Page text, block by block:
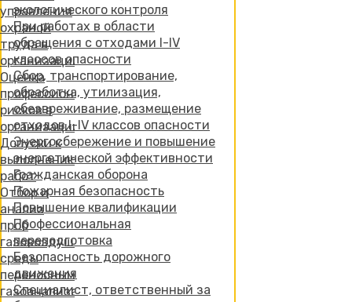
управления
охраной
труда в
организации
Оценка
профессиональных
рисков в
организации
Допуски к
выполнению
работ
Отбор и
анализ
проб
газовоздушной
среды
переносными
газоанализаторами
экологического контроля
При работах в области
обращения с отходами I-IV
классов опасности
Сбор, транспортирование,
обработка, утилизация,
обезвреживание, размещение
отходов I-IV классов опасности
Энергосбережение и повышение
энергетической эффективности
Гражданская оборона
Пожарная безопасность
Повышение квалификации
Профессиональная
переподготовка
Безопасность дорожного
движения
Специалист, ответственный за